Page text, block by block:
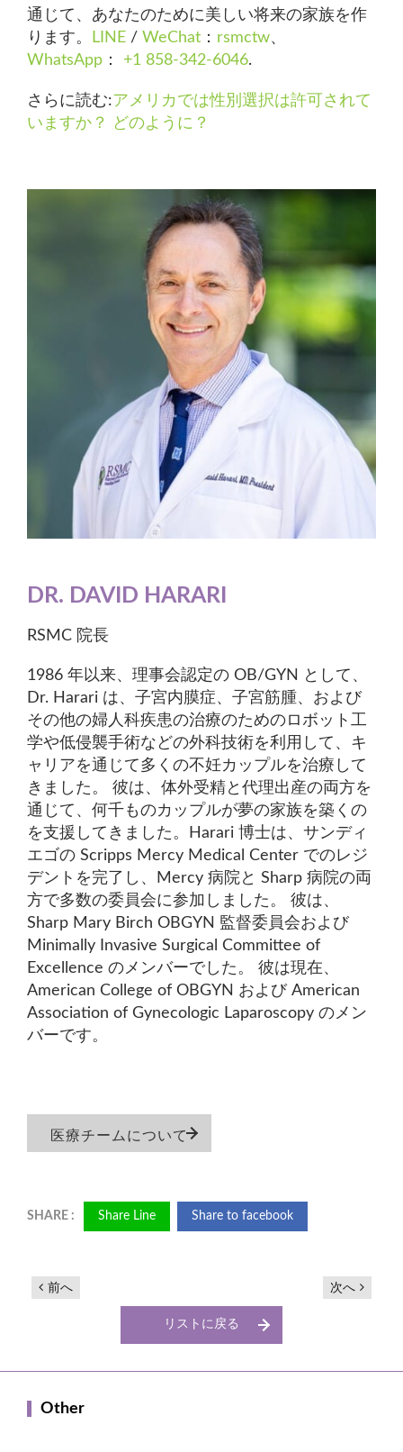
通じて、あなたのために美しい将来の家族を作
ります。
LINE / WeChat ： rsmctw、
WhatsApp ： +1 858-342-6046.
さらに読む:アメリカでは性別選択は許可されて
いますか？ どのように ？
DR. DAVID HARARI
RSMC 院長
1986 年以来、理事会認定の OB/GYN として、
Dr. Harari は、子宮内膜症、子宮筋腫、および
その他の婦人科疾患の治療のためのロボット工
学や低侵襲手術などの外科技術を利用して、キ
ャリアを通じて多くの不妊カップルを治療して
きました。 彼は、体外受精と代理出産の両方を
通じて、何千ものカップルが夢の家族を築くの
を支援してきました。Harari 博士は、サンディ
エゴの Scripps Mercy Medical Center でのレジ
デントを完了し、Mercy 病院と Sharp 病院の両
方で多数の委員会に参加しました。 彼は、
Sharp Mary Birch OBGYN 監督委員会および
Minimally Invasive Surgical Committee of
Excellence のメンバーでした。 彼は現在、
American College of OBGYN および American
Association of Gynecologic Laparoscopy のメン
バーです。
医療チームについて
Share Line Share to facebook
前へ 次へ
リストに戻る
Other